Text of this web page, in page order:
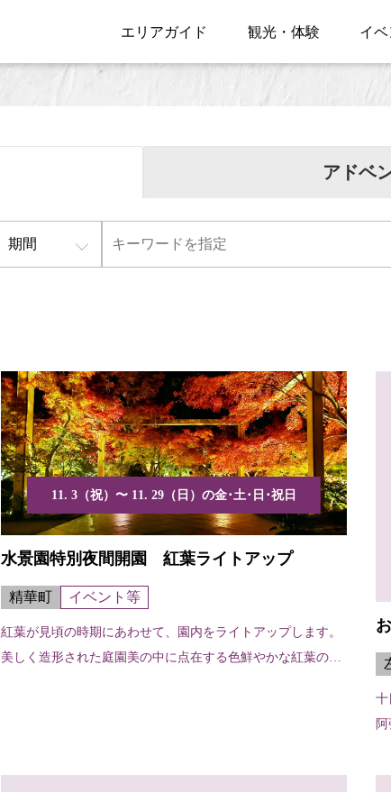
エリアガイド 観光・体験 イベ
アドベ
期間
11. 3（祝）〜 11. 29（日）の金･土･日･祝日
水景園特別夜間開園 紅葉ライトアップ
精華町 イベント等
紅葉が見頃の時期にあわせて、園内をライトアップします。
美しく造形された庭園美の中に点在する色鮮やかな紅葉の鑑
十